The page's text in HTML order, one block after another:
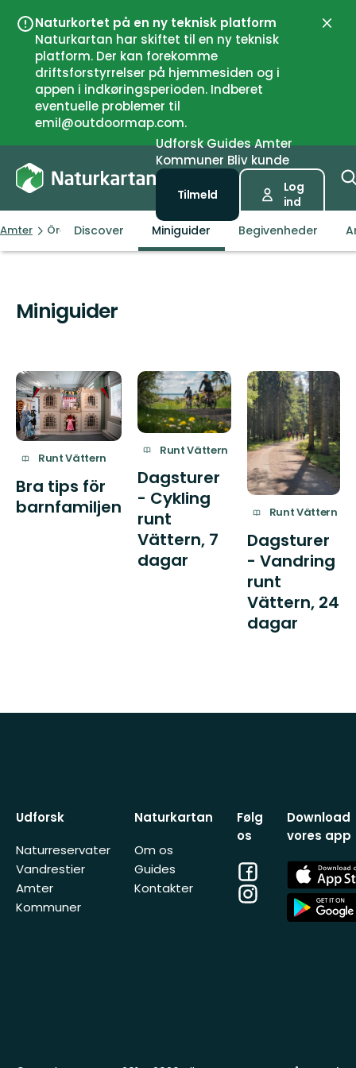
Naturkortet på en ny teknisk platform
Naturkartan har skiftet til en ny teknisk
platform. Der kan forekomme
driftsforstyrrelser på hjemmesiden og i
appen i indkøringsperioden. Indberet
eventuelle problemer til
emil@outdoormap.com.
Luk
UdforskGuidesAmter
Kommuner Bliv kunde
Tilmeld
Log
ind
Amter Örebro län
Discover Miniguider Begivenheder
Miniguider
Runt Vättern
Bra tips för
barnfamiljen
Runt Vättern
Dagsturer
- Cykling
runt
Vättern, 7
dagar
Runt Vättern
Dagsturer
- Vandring
runt
Vättern, 24
dagar
Udforsk
Naturreservater
Vandrestier
Amter
Kommuner
Naturkartan
Om os
Guides
Kontakter
Følg
os
Facebook
Instagram
Download
vores app
App
Store
App
Store